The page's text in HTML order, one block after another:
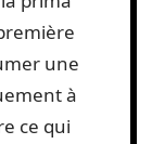
une
à
ce qui